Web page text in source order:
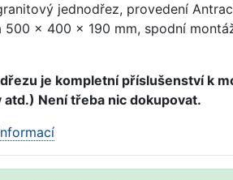
jednodřez, provedení
500 x 400 x 190 mm, spodní
je kompletní příslušenství k
atd.) Není třeba nic dokupovat.